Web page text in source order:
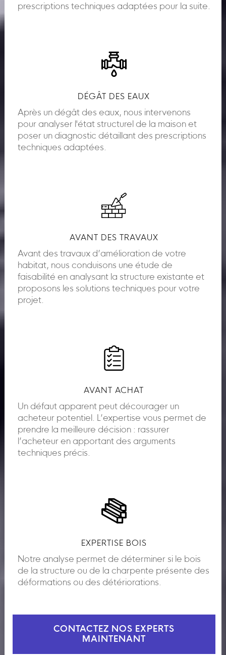
prescriptions techniques adaptées pour la suite.
DÉGÂT DES EAUX
Après un dégât des eaux, nous intervenons
pour analyser l'état structurel de la maison et
poser un diagnostic détaillant des prescriptions
techniques adaptées.
AVANT DES TRAVAUX
Avant des travaux d’amélioration de votre
habitat, nous conduisons une étude de
faisabilité en analysant la structure existante et
proposons les solutions techniques pour votre
projet.
AVANT ACHAT
Un défaut apparent peut décourager un
acheteur potentiel. L’expertise vous permet de
prendre la meilleure décision : rassurer
l’acheteur en apportant des arguments
techniques précis.
EXPERTISE BOIS
Notre analyse permet de déterminer si le bois
de la structure ou de la charpente présente des
déformations ou des détériorations.
CONTACTEZ NOS EXPERTS
MAINTENANT